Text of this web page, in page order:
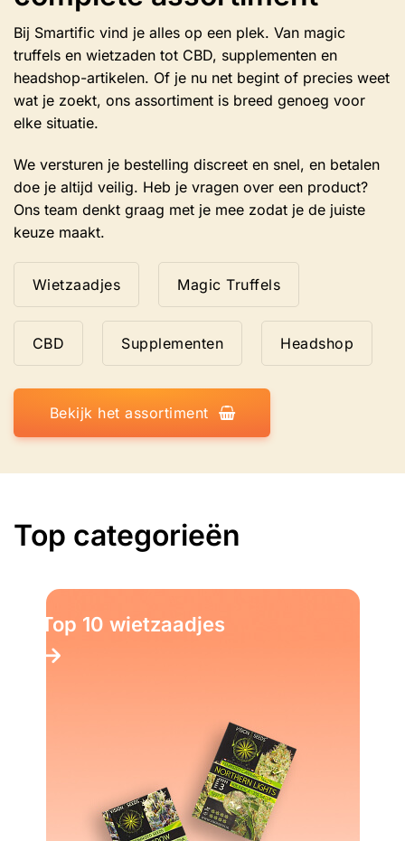
Bij Smartific vind je alles op een plek. Van magic
truffels en wietzaden tot CBD, supplementen en
headshop-artikelen. Of je nu net begint of precies weet
wat je zoekt, ons assortiment is breed genoeg voor
elke situatie.
We versturen je bestelling discreet en snel, en betalen
doe je altijd veilig. Heb je vragen over een product?
Ons team denkt graag met je mee zodat je de juiste
keuze maakt.
Wietzaadjes Magic Truffels
CBD Supplementen Headshop
Bekijk het assortiment
Top categorieën
Top 10 wietzaadjes